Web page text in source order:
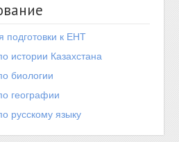
подготовки к ЕНТ
истории Казахстана
биологии
географии
русскому языку